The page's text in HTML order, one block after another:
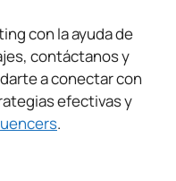
con la ayuda de
contáctanos y
a conectar con
efectivas y
.